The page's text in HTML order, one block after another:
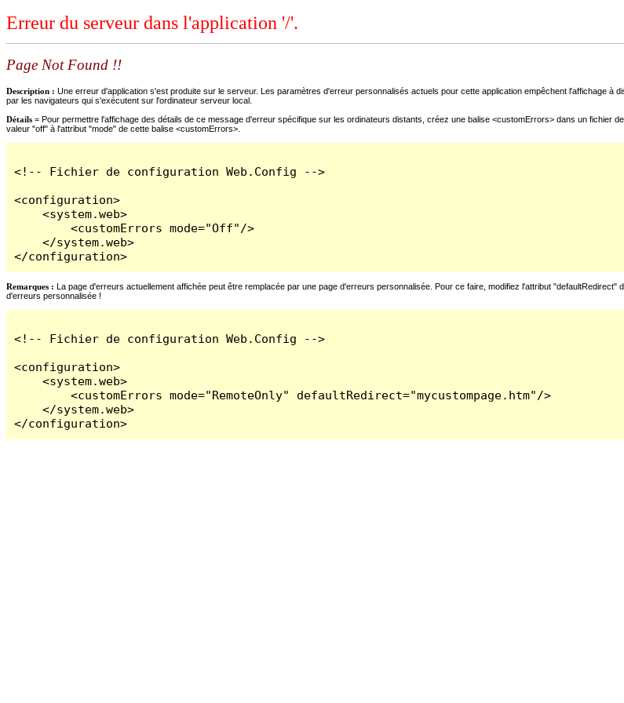
Erreur du serveur dans l'application '/'.
Page Not Found !!
Description : Une erreur d'application s'est produite sur le serveur. Les paramètres d'erreur personnalisés actuels pour cette application empêchent l'affichage
par les navigateurs qui s'exécutent sur l'ordinateur serveur local.
Détails = Pour permettre l'affichage des détails de ce message d'erreur spécifique sur les ordinateurs distants, créez une balise <customErrors> dans un fichier
valeur "off" à l'attribut "mode" de cette balise <customErrors>.
<!-- Fichier de configuration Web.Config -->
<configuration>
    <system.web>
        <customErrors mode="Off"/>
    </system.web>
</configuration>
Remarques : La page d'erreurs actuellement affichée peut être remplacée par une page d'erreurs personnalisée. Pour ce faire, modifiez l'attribut
d'erreurs personnalisée !
<!-- Fichier de configuration Web.Config -->
<configuration>
    <system.web>
        <customErrors mode="RemoteOnly" defaultRedirect="mycustompage.htm"/>
    </system.web>
</configuration>